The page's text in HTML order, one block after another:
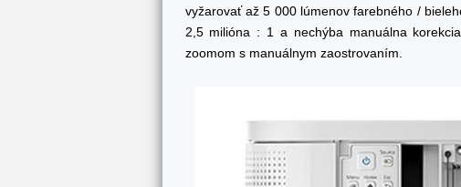
vyžarovať až 5 000 lúmenov farebného /
2,5 milióna : 1 a nechýba manuálna
zoomom s manuálnym zaostrovaním.